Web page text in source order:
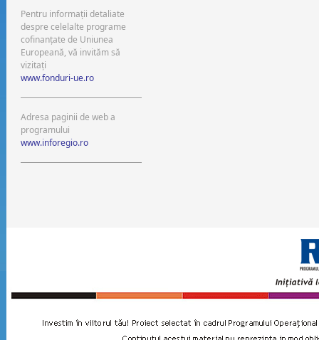
Pentru informaţii detaliate
despre celelalte programe
cofinanţate de Uniunea
Europeană, vă invităm să
vizitaţi
www.fonduri-ue.ro
Adresa paginii de web a
programului
www.inforegio.ro